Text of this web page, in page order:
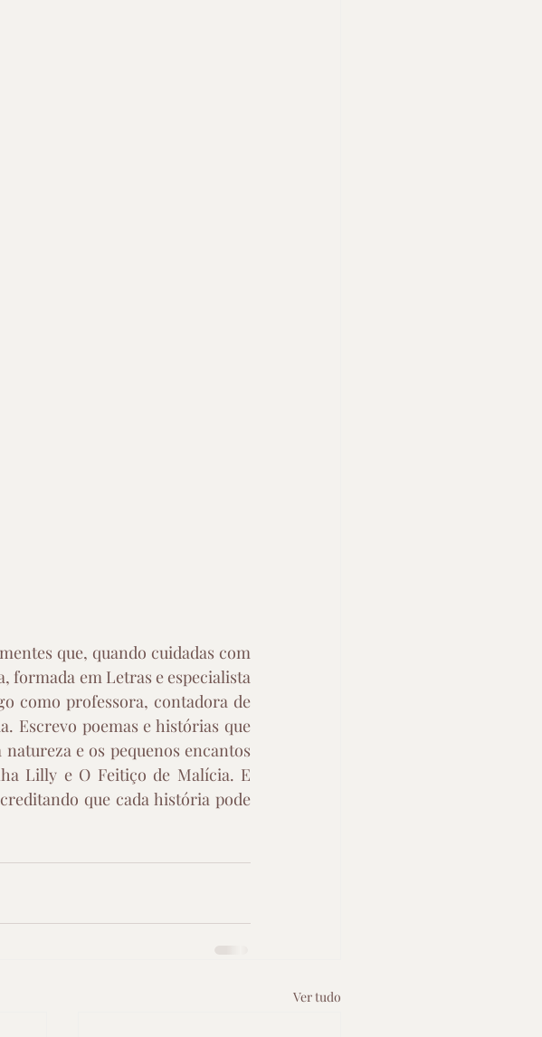
que, quando cuidadas com
formada em Letras e especialista
como professora, contadora de
Escrevo poemas e histórias que
e os pequenos encantos
Lilly e O Feitiço de Malícia. E
que cada história pode
Ver tudo